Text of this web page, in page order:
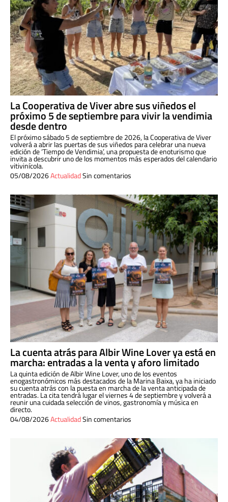
La Cooperativa de Viver abre sus viñedos el
próximo 5 de septiembre para vivir la vendimia
desde dentro
El próximo sábado 5 de septiembre de 2026, la Cooperativa de Viver
volverá a abrir las puertas de sus viñedos para celebrar una nueva
edición de ‘Tiempo de Vendimia’, una propuesta de enoturismo que
invita a descubrir uno de los momentos más esperados del calendario
vitivinícola.
05/08/2026ActualidadSin comentarios
La cuenta atrás para Albir Wine Lover ya está en
marcha: entradas a la venta y aforo limitado
La quinta edición de Albir Wine Lover, uno de los eventos
enogastronómicos más destacados de la Marina Baixa, ya ha iniciado
su cuenta atrás con la puesta en marcha de la venta anticipada de
entradas. La cita tendrá lugar el viernes 4 de septiembre y volverá a
reunir una cuidada selección de vinos, gastronomía y música en
directo.
04/08/2026ActualidadSin comentarios